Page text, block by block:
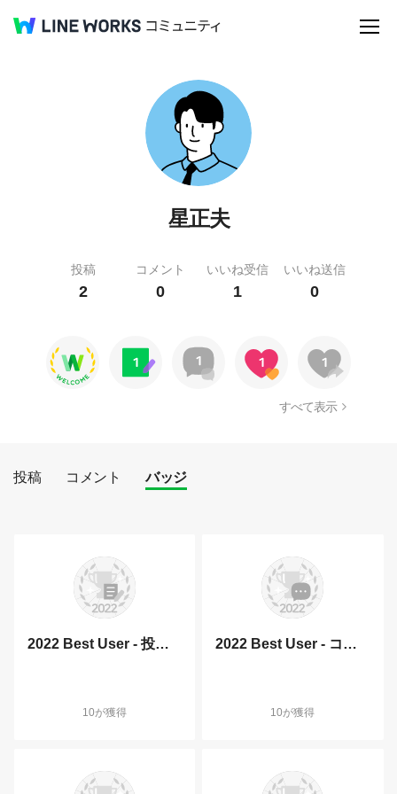
星正夫
投稿
2
コメント
0
いいね受信
1
いいね送信
0
すべて表示
投稿 コメント バッジ
2022 Best User - 投稿部門
10が獲得
2022 Best User - コメント部門
10が獲得